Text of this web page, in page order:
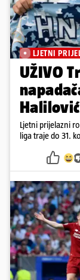
LJETNI
UŽIVO
Ljetni prijelazni
liga traje do 31.